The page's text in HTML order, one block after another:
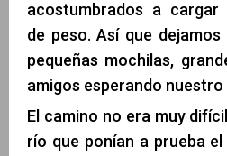
acostumbrados a cargar
de peso. Así que
pequeñas mochilas,
amigos esperando
El camino no era muy
río que ponían a prueba